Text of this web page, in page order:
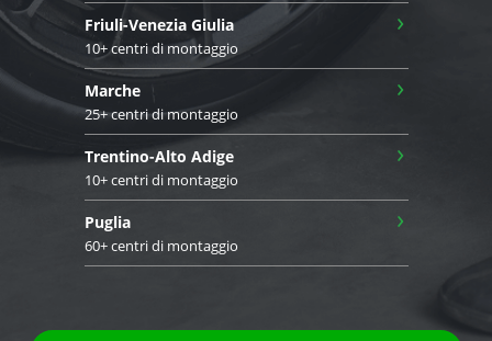
Friuli-Venezia Giulia
10+ centri di montaggio
›
Marche
25+ centri di montaggio
›
Trentino-Alto Adige
10+ centri di montaggio
›
Puglia
60+ centri di montaggio
›